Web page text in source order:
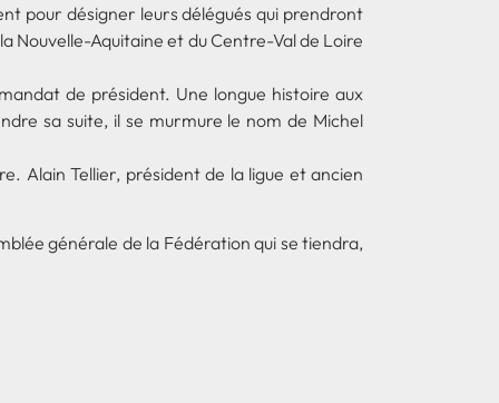
pour désigner leurs délégués qui prendront
Nouvelle-Aquitaine et du Centre-Val de Loire
de président. Une longue histoire aux
sa suite, il se murmure le nom de Michel
Alain Tellier, président de la ligue et ancien
générale de la Fédération qui se tiendra,